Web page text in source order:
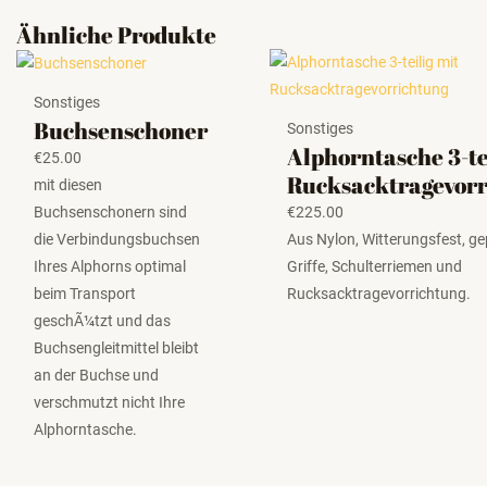
Ähnliche Produkte
Sonstiges
Buchsenschoner
€25.00
mit diesen
Buchsenschonern sind
die Verbindungsbuchsen
Ihres Alphorns optimal
beim Transport
geschÃ¼tzt und das
Buchsengleitmittel bleibt
an der Buchse und
verschmutzt nicht Ihre
Alphorntasche.
Sonstiges
Alphorntasche 3-
€225.00
Aus Nylon, Witterungsfest,
Griffe, Schulterriemen und
Rucksacktragevorrichtung.